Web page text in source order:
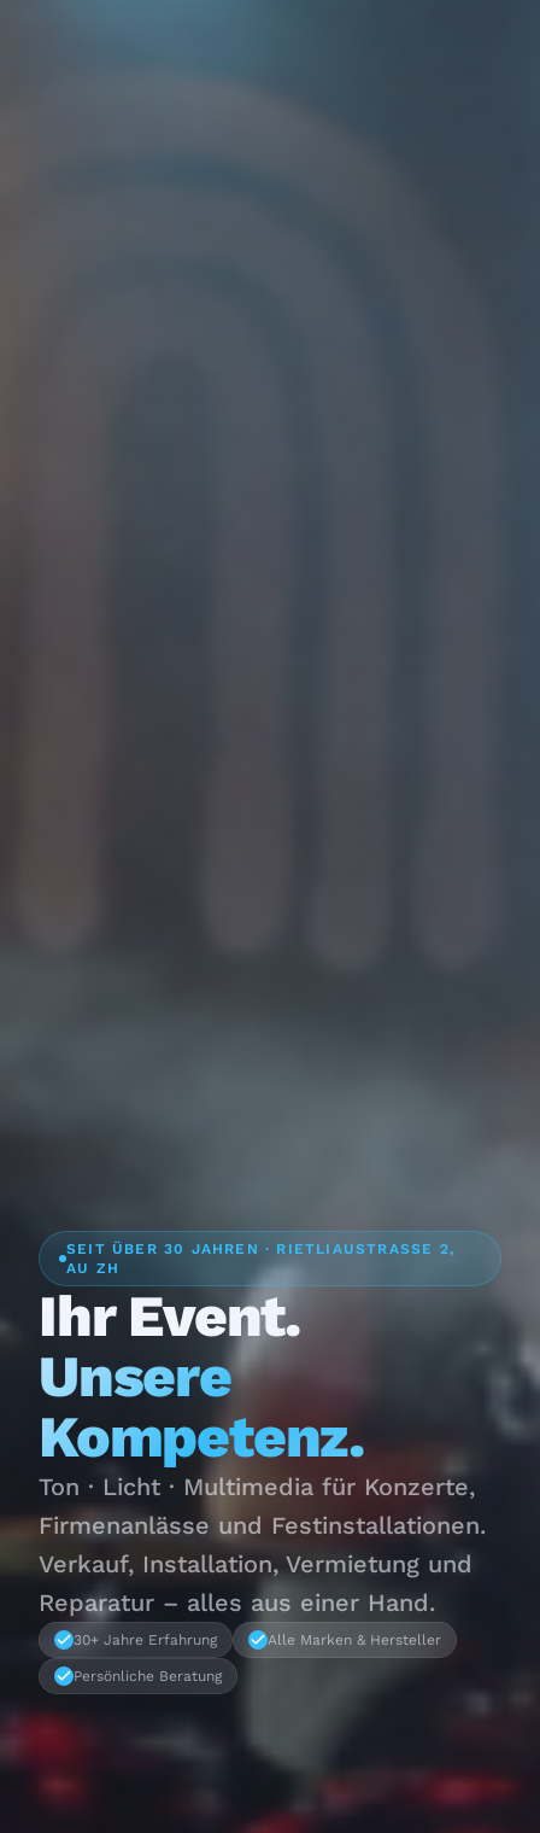
SEIT ÜBER 30 JAHREN · RIETLIAUSTRASSE 2,
AU ZH
Ihr Event.
Unsere
Kompetenz.
Ton · Licht · Multimedia für Konzerte,
Firmenanlässe und Festinstallationen.
Verkauf, Installation, Vermietung und
Reparatur – alles aus einer Hand.
30+ Jahre Erfahrung Alle Marken & Hersteller
Persönliche Beratung